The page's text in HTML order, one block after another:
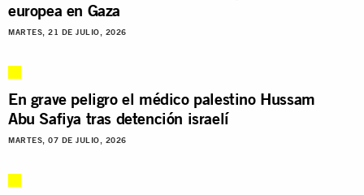
europea en Gaza
MARTES, 21 DE JULIO, 2026
En grave peligro el médico palestino Hussam
Abu Safiya tras detención israelí
MARTES, 07 DE JULIO, 2026